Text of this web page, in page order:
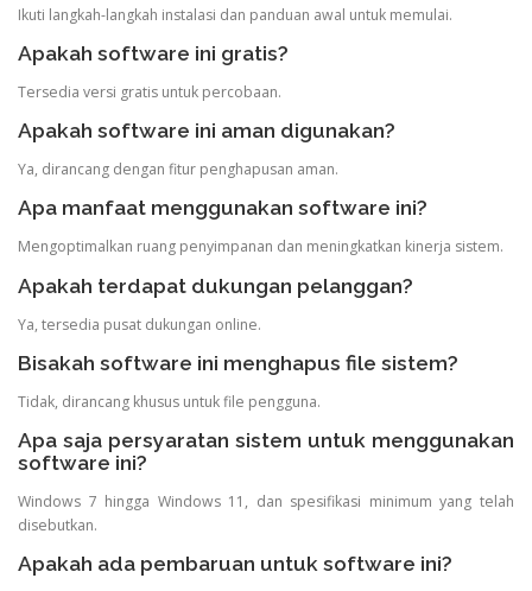
Ikuti langkah-langkah instalasi dan panduan awal untuk memulai.
Apakah software ini gratis?
Tersedia versi gratis untuk percobaan.
Apakah software ini aman digunakan?
Ya, dirancang dengan fitur penghapusan aman.
Apa manfaat menggunakan software ini?
Mengoptimalkan ruang penyimpanan dan meningkatkan kinerja sistem.
Apakah terdapat dukungan pelanggan?
Ya, tersedia pusat dukungan online.
Bisakah software ini menghapus file sistem?
Tidak, dirancang khusus untuk file pengguna.
Apa saja persyaratan sistem untuk menggunakan
software ini?
Windows 7 hingga Windows 11, dan spesifikasi minimum yang telah
disebutkan.
Apakah ada pembaruan untuk software ini?